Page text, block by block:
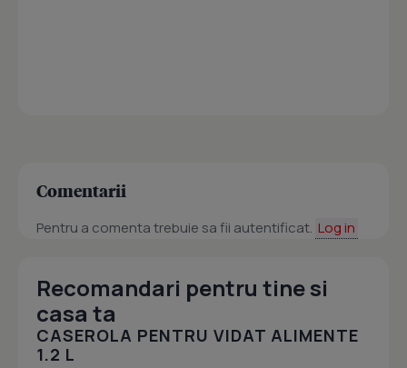
Comentarii
Pentru a comenta trebuie sa fii autentificat. Log in
Recomandari pentru tine si
casa ta
CASEROLA PENTRU VIDAT ALIMENTE
1.2 L